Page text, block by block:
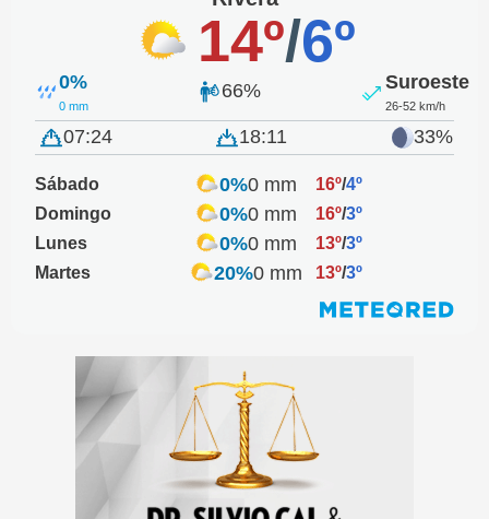
14º/6º
0%
0 mm
66% Suroeste
26-52 km/h
07:24 18:11 33%
Sábado 0%0 mm 16º/4º
Domingo
0%0 mm 16º/3º
Lunes
0%0 mm 13º/3º
Martes
20%0 mm 13º/3º